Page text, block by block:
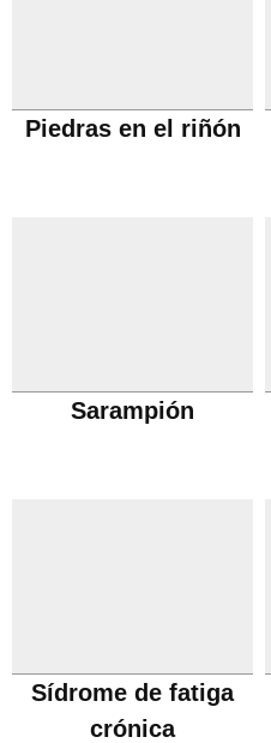
Piedras en el riñón
Sarampión
Sídrome de fatiga
crónica